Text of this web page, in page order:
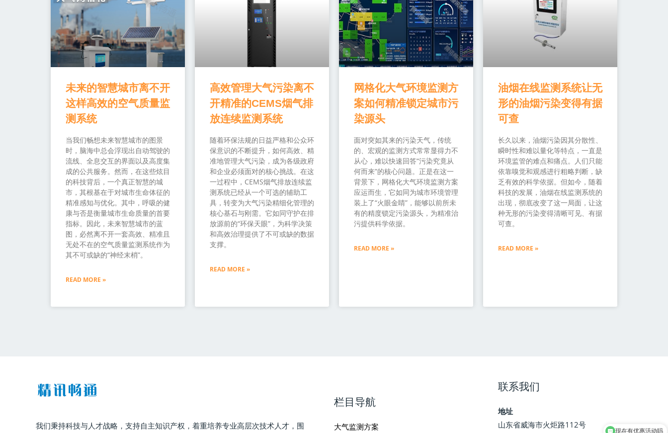
未来的智慧城市离不开
这样高效的空气质量监
测系统
当我们畅想未来智慧城市的图景
时，脑海中总会浮现出自动驾驶的
流线、全息交互的界面以及高度集
成的公共服务。然而，在这些炫目
的科技背后，一个真正智慧的城
市，其根基在于对城市生命体征的
精准感知与优化。其中，呼吸的健
康与否是衡量城市生命质量的首要
指标。因此，未来智慧城市的蓝
图，必然离不开一套高效、精准且
无处不在的空气质量监测系统作为
其不可或缺的“神经末梢”。
READ MORE »
高效管理大气污染离不
开精准的CEMS烟气排
放连续监测系统
随着环保法规的日益严格和公众环
保意识的不断提升，如何高效、精
准地管理大气污染，成为各级政府
和企业必须面对的核心挑战。在这
一过程中，CEMS烟气排放连续监
测系统已经从一个可选的辅助工
具，转变为大气污染精细化管理的
核心基石与刚需。它如同守护在排
放源前的“环保天眼”，为科学决策
和高效治理提供了不可或缺的数据
支撑。
READ MORE »
网格化大气环境监测方
案如何精准锁定城市污
染源头
面对突如其来的污染天气，传统
的、宏观的监测方式常常显得力不
从心，难以快速回答“污染究竟从
何而来”的核心问题。正是在这一
背景下，网格化大气环境监测方案
应运而生，它如同为城市环境管理
装上了“火眼金睛”，能够以前所未
有的精度锁定污染源头，为精准治
污提供科学依据。
READ MORE »
油烟在线监测系统让无
形的油烟污染变得有据
可查
长久以来，油烟污染因其分散性、
瞬时性和难以量化等特点，一直是
环境监管的难点和痛点。人们只能
依靠嗅觉和观感进行粗略判断，缺
乏有效的科学依据。但如今，随着
科技的发展，油烟在线监测系统的
出现，彻底改变了这一局面，让这
种无形的污染变得清晰可见、有据
可查。
READ MORE »
我们秉持科技与人才战略，支持自主知识产权，着重培养专业高层次技术人才，围
栏目导航
大气监测方案
联系我们
地址
山东省威海市火炬路112号
现在有优惠活动吗